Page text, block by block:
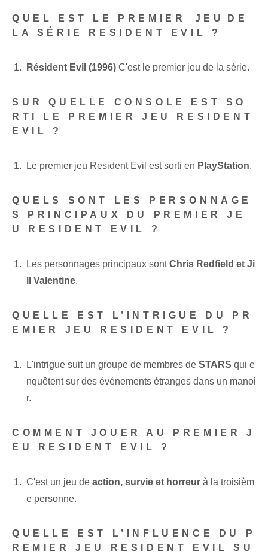
QUEL EST LE PREMIER ⁤JEU⁣DE
LA SÉRIE ‌RESIDENT‌ EVIL ?
Résident Evil (1996) C'est le premier jeu de la série.
SUR QUELLE CONSOLE EST SO
RTI LE PREMIER JEU RESIDENT
EVIL ?
Le premier jeu ‌Resident Evil est ‌sorti en‌ PlayStation.
QUELS SONT LES PERSONNAGE
S PRINCIPAUX DU PREMIER JE
U RESIDENT EVIL ?
Les personnages principaux sontChris Redfield et Ji
ll Valentine.
QUELLE EST L’INTRIGUE DU PR
EMIER JEU RESIDENT EVIL ?
L'intrigue suit un groupe de membres de STARS qui e
nquêtent sur des événements étranges dans un manoi
r.
COMMENT JOUER AU PREMIER J
EU RESIDENT EVIL ?
C'est un jeu de action, survie et horreur ⁢à la troisièm
e personne.
QUELLE EST L’INFLUENCE DU P
REMIER JEU RESIDENT EVIL SU